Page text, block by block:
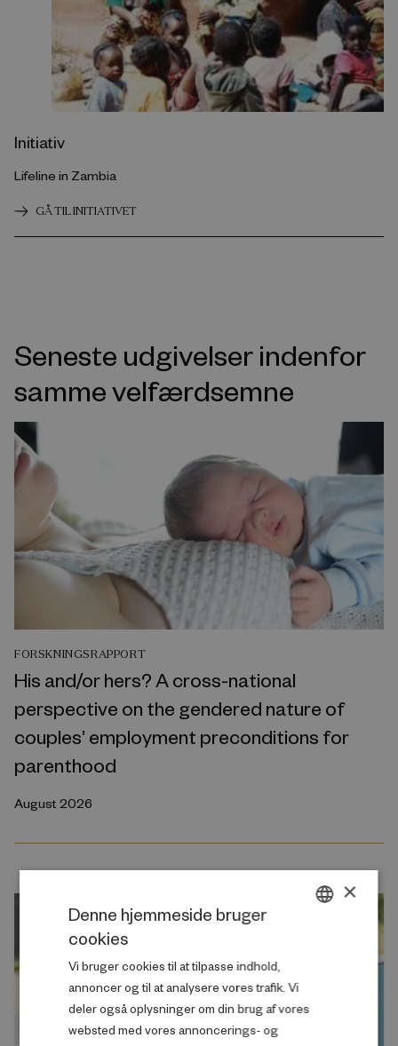
Initiativ
Lifeline in Zambia
GÅ TIL INITIATIVET
Seneste udgivelser indenfor
samme velfærdsemne
FORSKNINGSRAPPORT
His and/or hers? A cross-national
perspective on the gendered nature of
couples’ employment preconditions for
parenthood
August 2026
×
Denne hjemmeside bruger
cookies
Vi bruger cookies til at tilpasse indhold,
annoncer og til at analysere vores trafik. Vi
deler også oplysninger om din brug af vores
websted med vores annoncerings- og